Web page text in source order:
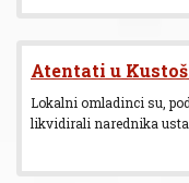
Atentati u
Lokalni omladinci su,
likvidirali narednika